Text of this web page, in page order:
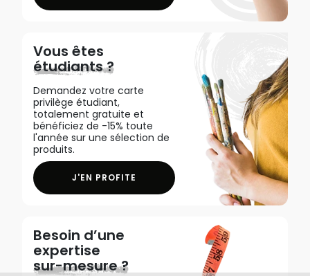
Vous êtes
étudiants ?
Demandez votre carte
privilège étudiant,
totalement gratuite et
bénéficiez de -15% toute
l'année sur une sélection de
produits.
J'EN PROFITE
Besoin d’une
expertise
sur-mesure ?